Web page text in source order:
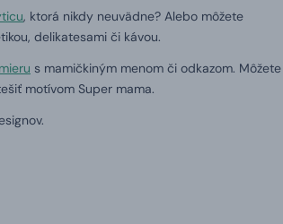
, ktorá nikdy neuvädne? Alebo môžete
delikatesami či kávou.
s mamičkiným menom či odkazom. Môžete
motívom Super mama.